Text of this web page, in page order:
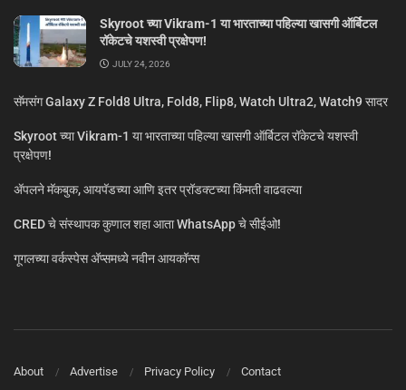
Skyroot च्या Vikram-1 या भारताच्या पहिल्या खासगी ऑर्बिटल
रॉकेटचे यशस्वी प्रक्षेपण!
JULY 24, 2026
सॅमसंग Galaxy Z Fold8 Ultra, Fold8, Flip8, Watch Ultra2, Watch9 सादर
Skyroot च्या Vikram-1 या भारताच्या पहिल्या खासगी ऑर्बिटल रॉकेटचे यशस्वी
प्रक्षेपण!
ॲपलने मॅकबुक, आयपॅडच्या आणि इतर प्रॉडक्टच्या किंमती वाढवल्या
CRED चे संस्थापक कुणाल शहा आता WhatsApp चे सीईओ!
गूगलच्या वर्कस्पेस अ‍ॅप्समध्ये नवीन आयकॉन्स
About Advertise Privacy Policy Contact